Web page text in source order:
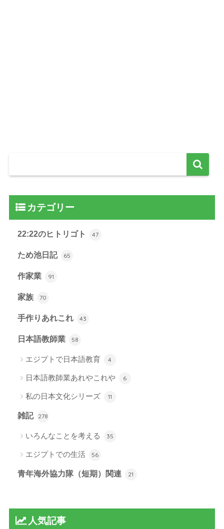
カテゴリー
22:22のヒトリゴト 47
ため池日記 65
作家業 91
家族 70
手作りあれこれ 43
日本語教師業 58
エジプトで日本語教育 4
日本語教師業あれやこれや 6
私の日本文化シリーズ 11
雑記 278
いろんなことを考える 35
エジプトでの生活 56
青年海外協力隊（短期）関連 21
人気記事